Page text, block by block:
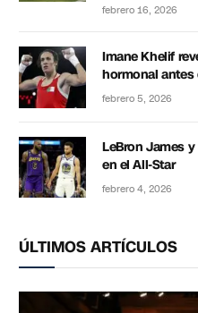
febrero 16, 2026
Imane Khelif
hormonal antes
febrero 5, 2026
LeBron James
en el All-Star
febrero 4, 2026
ÚLTIMOS ARTÍCULOS